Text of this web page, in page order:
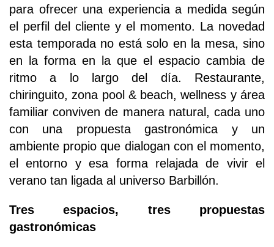
para ofrecer una experiencia a medida según
el perfil del cliente y el momento. La novedad
esta temporada no está solo en la mesa, sino
en la forma en la que el espacio cambia de
ritmo a lo largo del día. Restaurante,
chiringuito, zona pool & beach, wellness y área
familiar conviven de manera natural, cada uno
con una propuesta gastronómica y un
ambiente propio que dialogan con el momento,
el entorno y esa forma relajada de vivir el
verano tan ligada al universo Barbillón.
Tres espacios, tres propuestas
gastronómicas